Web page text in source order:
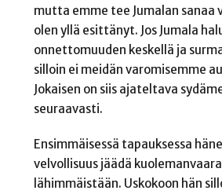
mutta emme tee Jumalan sanaa
olen yllä esittänyt. Jos Jumala
onnettomuuden keskellä ja
silloin ei meidän varomisemme
Jokaisen on siis ajateltava
seuraavasti.
Ensimmäisessä tapauksessa
velvollisuus jäädä
lähimmäistään. Uskokoon hän